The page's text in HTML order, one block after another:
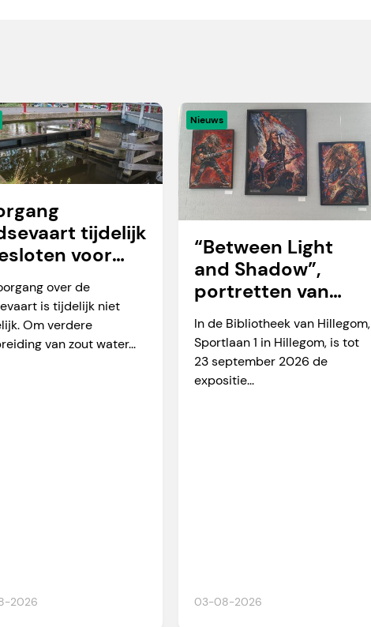
2026
tijdelijk
voor
over de
is tijdelijk niet
Om verdere
van zout water...
Nieuws
03-08-2026
“Between Light
and Shadow”,
portretten van
Martien Okkerse
In de Bibliotheek van Hillegom,
Sportlaan 1 in Hillegom, is tot
23 september 2026 de
expositie...